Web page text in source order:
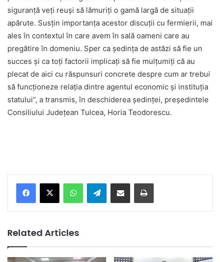
siguranță veți reuși să lămuriți o gamă largă de situații
apărute. Susțin importanța acestor discuții cu fermierii, mai
ales în contextul în care avem în sală oameni care au
pregătire în domeniu. Sper ca ședința de astăzi să fie un
succes și ca toți factorii implicați să fie mulțumiți că au
plecat de aici cu răspunsuri concrete despre cum ar trebui
să funcționeze relația dintre agentul economic și instituția
statului“, a transmis, în deschiderea ședinței, președintele
Consiliului Județean Tulcea, Horia Teodorescu.
Telegram
Related Articles